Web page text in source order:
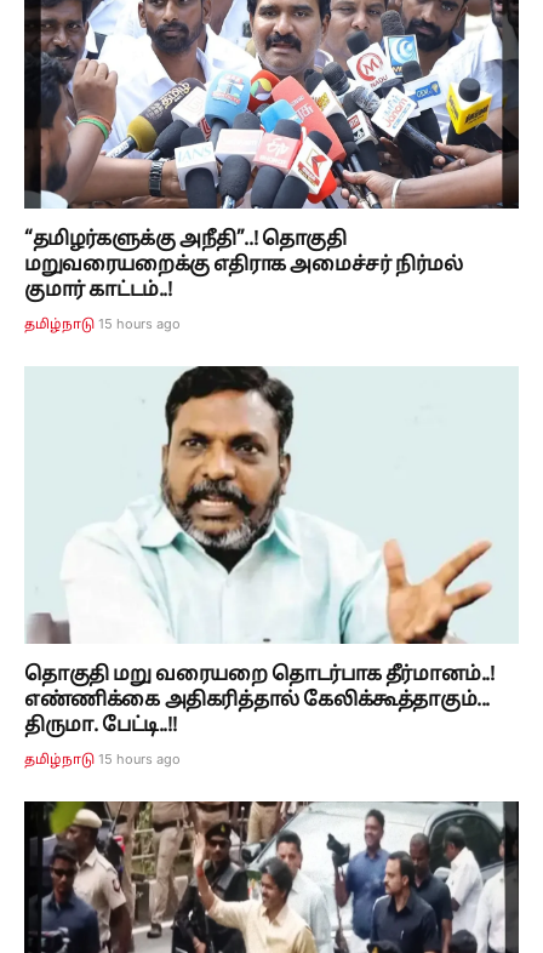
“தமிழர்களுக்கு அநீதி”..! தொகுதி
மறுவரையறைக்கு எதிராக அமைச்சர் நிர்மல்
குமார் காட்டம்..!
தமிழ்நாடு 15 hours ago
தொகுதி மறு வரையறை தொடர்பாக தீர்மானம்..!
எண்ணிக்கை அதிகரித்தால் கேலிக்கூத்தாகும்...
திருமா. பேட்டி..!!
தமிழ்நாடு 15 hours ago